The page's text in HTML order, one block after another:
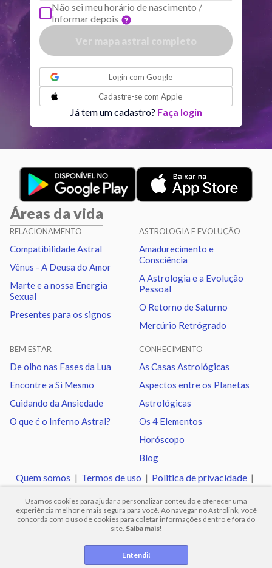
Usamos cookies para ajudar a personalizar conteúdo e oferecer uma
experiência melhor e mais segura para você. Ao navegar no Astrolink, você
concorda com o uso de cookies para coletar informações dentro e fora do
site. Saiba mais!
Entendi!
Quiron
Lilith Sag 26
Nodo norte
Aspectos ativos Orbe
Trígono Saturno 3.36
Lua Quadratura
Mercúrio Vênus
Mercúrio Trígono Netuno
Plutão
Mercúrio Quadratura Quiron
Vênus Trígono Urano
Netuno
Vênus Plutão 0.22
Marte Sextil Quiron 1.39
Trígono Nodo norte
Não sei meu horário de nascimento /
Informar depois
Login com Google
Cadastre-se com Apple
Já tem um cadastro? Faça login
Áreas da vida
RELACIONAMENTO
Compatibilidade Astral
Vênus - A Deusa do Amor
Marte e a nossa Energia
Sexual
Presentes para os signos
ASTROLOGIA E EVOLUÇÃO
Amadurecimento e
Consciência
A Astrologia e a Evolução
Pessoal
O Retorno de Saturno
Mercúrio Retrógrado
BEM ESTAR
De olho nas Fases da Lua
Encontre a Si Mesmo
Cuidando da Ansiedade
O que é o Inferno Astral?
CONHECIMENTO
As Casas Astrológicas
Aspectos entre os Planetas
Astrológicas
Os 4 Elementos
Horóscopo
Blog
Quem somos | Termos de uso | Politica de privacidade |
Todos os direitos reservados.